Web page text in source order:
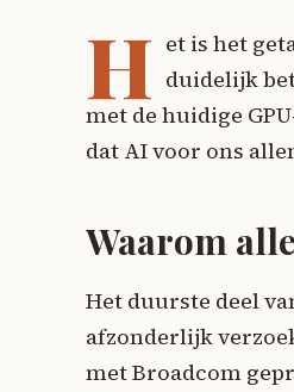
H et is het
duidelijk
met de huidige
dat AI voor ons
Waarom
Het duurste deel
afzonderlijk
met Broadcom